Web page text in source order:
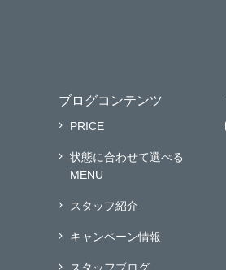
ブログコンテンツ
PRICE
状態に合わせて選べる
MENU
スタッフ紹介
キャンペーン情報